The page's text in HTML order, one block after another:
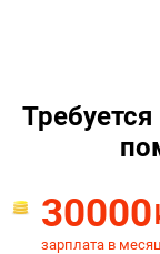
30000
зарплата в